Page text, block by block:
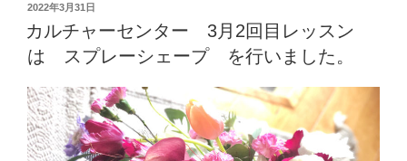
投
稿
日:
2022年3月31日
カルチャーセンター 3月2回目レッスン
は スプレーシェープ を行いました。